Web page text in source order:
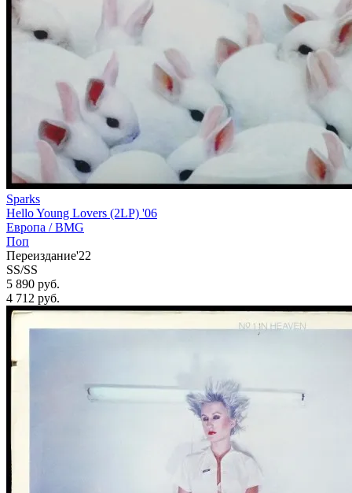
Sparks
Hello Young Lovers (2LP) '06
Европа /BMG
Поп
Переиздание'22
SS/SS
5 890 руб.
4 712 руб.